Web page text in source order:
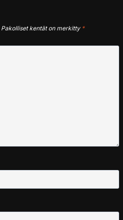
Pakolliset kentät on merkitty *